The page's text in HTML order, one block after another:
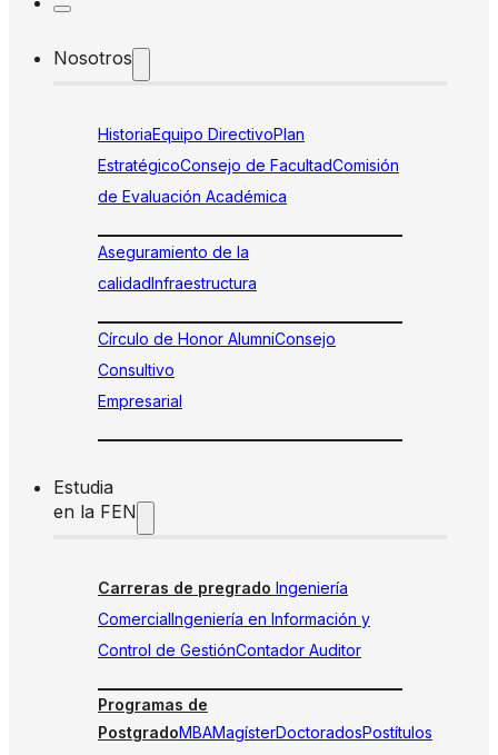
Nosotros
HistoriaEquipo DirectivoPlan
EstratégicoConsejo de FacultadComisión
de Evaluación Académica
Aseguramiento de la
calidadInfraestructura
Círculo de Honor AlumniConsejo
Consultivo
Empresarial
Estudia
en la FEN
Carreras de pregrado Ingeniería
ComercialIngeniería en Información y
Control de GestiónContador Auditor
Programas de
PostgradoMBAMagísterDoctoradosPostítulos